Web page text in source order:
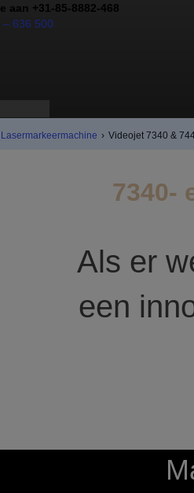
aan +31-85-8882-468
636 500
Lasermarkeermachine › Videojet 7340 &
7340-
Als er
een